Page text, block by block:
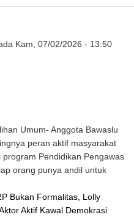
Kam, 07/02/2026 - 13:50
Umum- Anggota Bawaslu
peran aktif masyarakat
Pendidikan Pengawas
orang punya andil untuk
Bukan Formalitas, Lolly
Aktif Kawal Demokrasi